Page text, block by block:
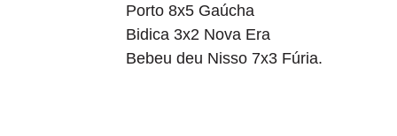
Porto 8x5 Gaúcha
Bidica 3x2 Nova Era
Bebeu deu Nisso 7x3 Fúria.